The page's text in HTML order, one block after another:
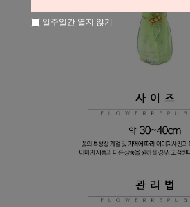
일주일간 열지 않기